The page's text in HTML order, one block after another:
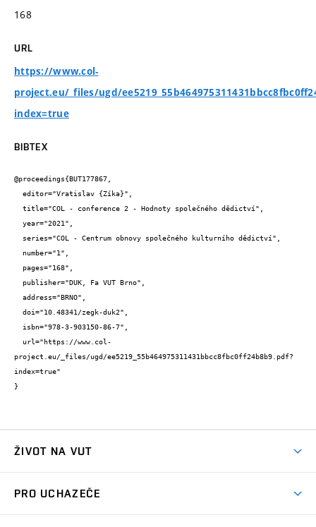
168
URL
https://www.col-
project.eu/_files/ugd/
index=true
BIBTEX
@proceedings{BUT177867,
project.eu/_files/ugd/ee5219_55b464975311431bbcc8fbc0ff24b8b9.pdf?
index=true"
}
ŽIVOT NA VUT
PRO UCHAZEČE